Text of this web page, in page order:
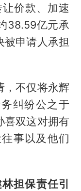
价款、加速
38.59亿元承
被申请人承担
，不仅将永辉
纠纷公之于
喜双这对拥有
事以及他们
担保责任引